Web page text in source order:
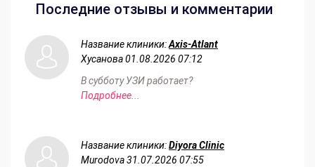
Последние отзывы и комментарии
Название клиники:Axis-Atlant
Хусанова01.08.2026 07:12
В субботу УЗИ работает?
Подробнее...
Название клиники:Diyora Clinic
Murodova31.07.2026 07:55